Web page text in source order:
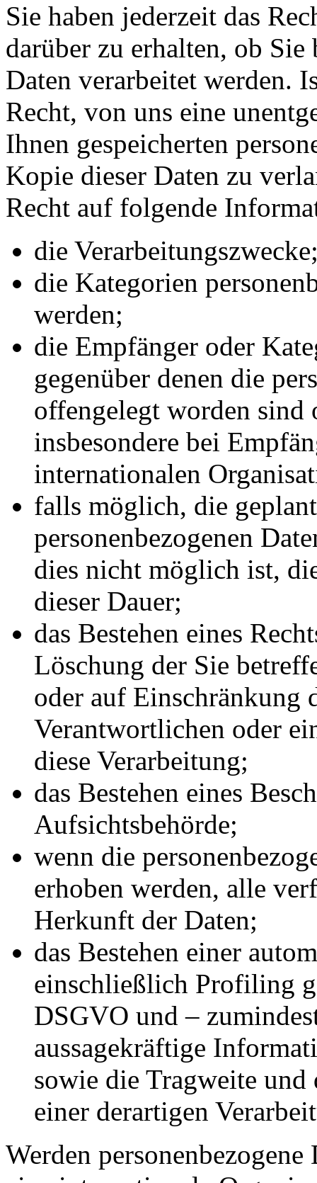
Sie haben jederzeit das
darüber zu erhalten, ob Sie
Daten verarbeitet werden.
Recht, von uns eine
Ihnen gespeicherten
Kopie dieser Daten zu
Recht auf folgende
die
die Kategorien
werden;
die Empfänger oder
gegenüber denen die
offengelegt worden sind
insbesondere bei
internationalen
falls möglich, die
personenbezogenen
dies nicht möglich ist,
dieser Dauer;
das Bestehen eines
Löschung der Sie
oder auf Einschränkung
Verantwortlichen oder
diese Verarbeitung;
das Bestehen eines
Aufsichtsbehörde;
wenn die
erhoben werden, alle
Herkunft der Daten;
das Bestehen einer
einschließlich Profiling
DSGVO und –
aussagekräftige
sowie die Tragweite
einer derartigen
Werden